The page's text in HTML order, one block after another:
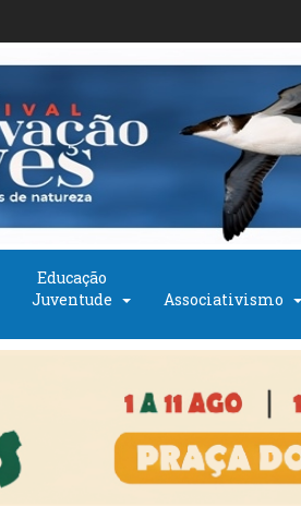
Educação
Juventude
Associativismo